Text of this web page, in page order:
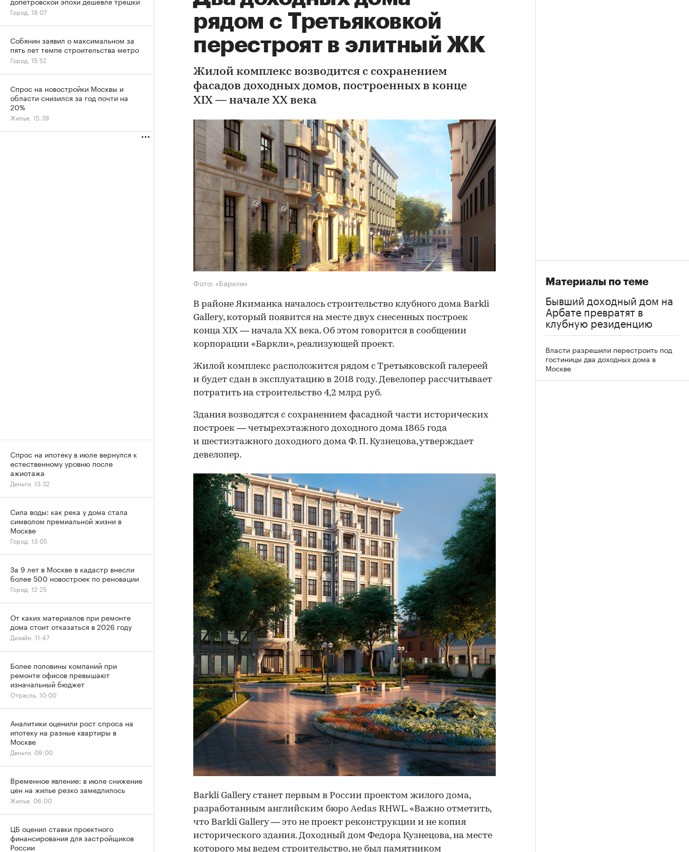
рядом с Третьяковкой
перестроят в элитный ЖК
Жилой комплекс возводится с сохранением
фасадов доходных домов, построенных в конце
XIX — начале XX века
Фото: «Баркли»
В районе Якиманка началось строительство клубного дома Barkli
Gallery, который появится на месте двух снесенных построек
конца XIX — начала XX века. Об этом говорится в сообщении
корпорации «Баркли», реализующей проект.
Жилой комплекс расположится рядом с Третьяковской галереей
и будет сдан в эксплуатацию в 2018 году. Девелопер рассчитывает
потратить на строительство 4,2 млрд руб.
Здания возводятся с сохранением фасадной части исторических
построек — четырехэтажного доходного дома 1865 года
и шестиэтажного доходного дома Ф. П. Кузнецова, утверждает
девелопер.
Barkli Gallery станет первым в России проектом жилого дома,
разработанным английским бюро Aedas RHWL. «Важно отметить,
что Barkli Gallery — это не проект реконструкции и не копия
исторического здания. Доходный дом Федора Кузнецова, на месте
которого мы ведем строительство, не был памятником
Материалы по теме
Бывший доходный дом на
Арбате превратят в
клубную резиденцию
Власти разрешили перестроить под
гостиницы два доходных дома в
Москве
Город, 18:07
Собянин заявил о максимальном за
пять лет темпе строительства метро
Город, 15:52
Спрос на новостройки Москвы и
области снизился за год почти на
20%
Жилье, 15:39
Спрос на ипотеку в июле вернулся к
естественному уровню после
ажиотажа
Деньги, 13:32
Сила воды: как река у дома стала
символом премиальной жизни в
Москве
Город, 13:05
За 9 лет в Москве в кадастр внесли
более 500 новостроек по реновации
Город, 12:25
От каких материалов при ремонте
дома стоит отказаться в 2026 году
Дизайн, 11:47
Более половины компаний при
ремонте офисов превышают
изначальный бюджет
Отрасль, 10:00
Аналитики оценили рост спроса на
ипотеку на разные квартиры в
Москве
Деньги, 09:00
Временное явление: в июле снижение
цен на жилье резко замедлилось
Жилье, 06:00
ЦБ оценил ставки проектного
финансирования для застройщиков
России